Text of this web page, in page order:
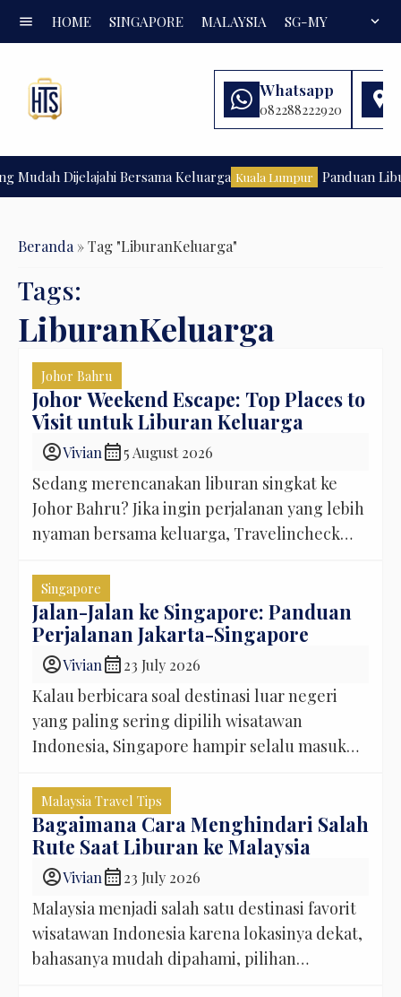
menu HOME SINGAPORE MALAYSIA SG-MY FAQexpand_more
Whatsapp
082288222920
Dijelajahi Bersama Keluarga Kuala Lumpur Panduan
Beranda »Tag "LiburanKeluarga"
Tags:
LiburanKeluarga
Johor Bahru
Johor Weekend Escape: Top Places to
Visit untuk Liburan Keluarga
account_circleViviancalendar_month5 August 2026
Sedang merencanakan liburan singkat ke
Johor Bahru? Jika ingin perjalanan yang lebih
nyaman bersama keluarga, Travelincheck
charter dan transfer Singapore–Johor Bahru.
Anda bisa menikmati perjalanan tanpa repot
mengatur perpindahan transportasi,
sehingga waktu liburan lebih banyak
dihabiskan untuk menikmati momen
bersama orang tersayang. Johor Weekend
Escape: Tempat Terbaik yang Wajib
Dikunjungi […]
Singapore
Jalan-Jalan ke Singapore: Panduan
Perjalanan Jakarta-Singapore
account_circleViviancalendar_month23 July 2026
Kalau berbicara soal destinasi luar negeri
yang paling sering dipilih wisatawan
Indonesia, Singapore hampir selalu masuk
lokasinya dekat dari Jakarta, tetapi juga
karena negara ini menawarkan pengalaman
liburan yang nyaman untuk semua anggota
keluarga, mulai dari anak-anak hingga orang
tua. Dalam waktu kurang dari dua jam
penerbangan, Anda sudah […]
Malaysia Travel Tips
Bagaimana Cara Menghindari Salah
Rute Saat Liburan ke Malaysia
account_circleViviancalendar_month23 July 2026
Malaysia menjadi salah satu destinasi favorit
wisatawan Indonesia karena lokasinya dekat,
bahasanya mudah dipahami, pilihan